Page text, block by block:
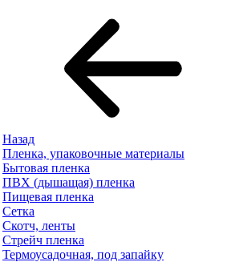
Назад
Пленка, упаковочные материалы
Бытовая пленка
ПВХ (дышащая) пленка
Пищевая пленка
Сетка
Скотч, ленты
Стрейч пленка
Термоусадочная, под запайку